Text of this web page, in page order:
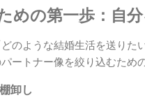
めの第一歩：自
のような結婚生活を送り
ートナー像を絞り込むため
卸し